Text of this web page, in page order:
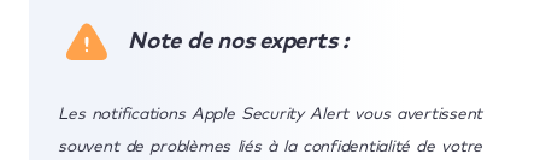
Note de nos experts :
Les notifications Apple Security Alert vous avertissent
souvent de problèmes liés à la confidentialité de votre